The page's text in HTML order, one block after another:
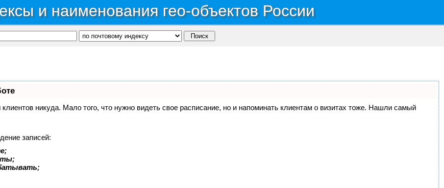
и наименования гео-объектов России
никуда. Мало того, что нужно видеть свое расписание, но и напоминать клиентам о визитах тоже. Нашли самый
записей: